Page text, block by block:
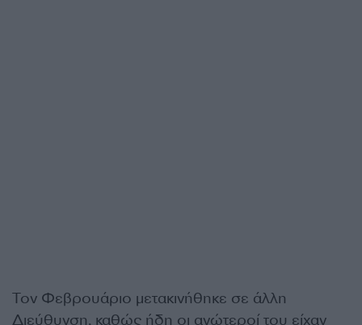
Τον Φεβρουάριο μετακινήθηκε σε άλλη
Διεύθυνση, καθώς ήδη οι ανώτεροί του είχαν